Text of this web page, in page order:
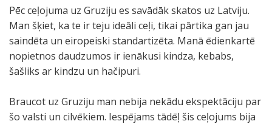
Pēc ceļojuma uz Gruziju es savādāk skatos uz Latviju.
Man šķiet, ka te ir teju ideāli ceļi, tikai pārtika gan jau
saindēta un eiropeiski standartizēta. Manā ēdienkartē
nopietnos daudzumos ir ienākusi kindza, kebabs,
šašliks ar kindzu un hačipuri.
Braucot uz Gruziju man nebija nekādu ekspektāciju par
šo valsti un cilvēkiem. Iespējams tādēļ šis ceļojums bija